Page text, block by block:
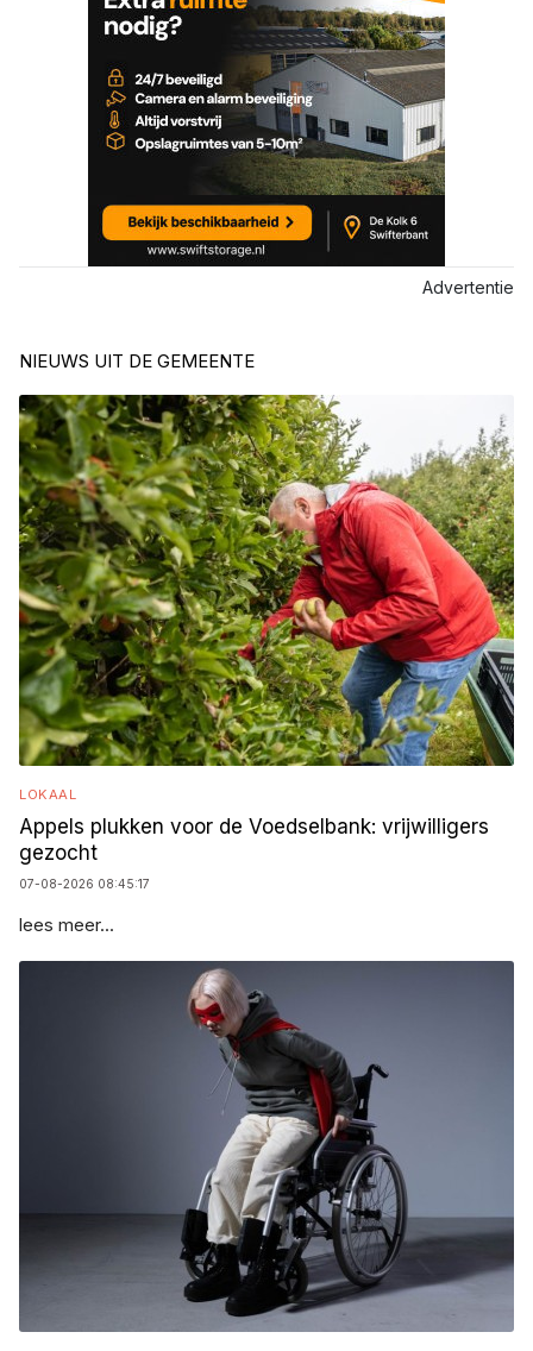
Advertentie
NIEUWS UIT DE GEMEENTE
LOKAAL
Appels plukken voor de Voedselbank: vrijwilligers
gezocht
07-08-2026 08:45:17
lees meer...